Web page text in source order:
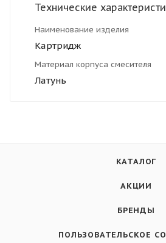
Технические
Наименование изделия
Картридж
Материал корпуса смесителя
Латунь
КАТАЛОГ
АКЦИИ
БРЕНДЫ
ПОЛЬЗОВАТЕЛЬСКОЕ